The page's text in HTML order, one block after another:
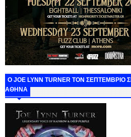
O JOE LYNN TURNER ΤΟΝ ΣΕΠΤΕΜΒΡΙΟ
ΑΘΗΝΑ